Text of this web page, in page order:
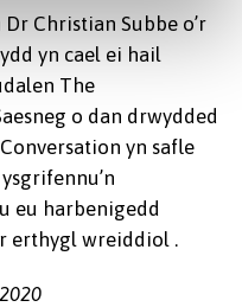
Christian Subbe o’r
yn cael ei hail
The
o dan drwydded
yn safle
eu harbenigedd
erthygl wreiddiol .